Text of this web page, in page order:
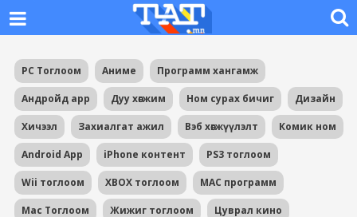
PC Тоглоом Аниме Программ хангамж
Андройд app Дуу хөгжим Ном сурах бичиг Дизайн
Хичээл Захиалгат ажил Вэб хөгжүүлэлт Комик ном
Android App iPhone контент PS3 тоглоом
Wii тоглоом XBOX тоглоом MAC программ
Mac Тоглоом Жижиг тоглоом Цуврал кино